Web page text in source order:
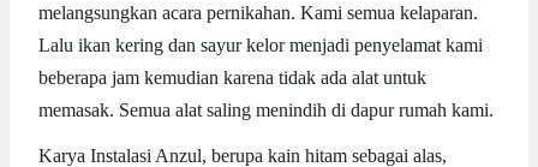
melangsungkan acara pernikahan. Kami semua kelaparan.
Lalu ikan kering dan sayur kelor menjadi penyelamat kami
beberapa jam kemudian karena tidak ada alat untuk
memasak. Semua alat saling menindih di dapur rumah kami.
Karya Instalasi Anzul, berupa kain hitam sebagai alas,